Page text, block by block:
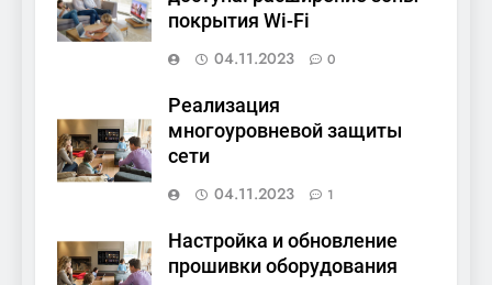
покрытия Wi-Fi
04.11.2023
0
Реализация
многоуровневой защиты
сети
04.11.2023
1
Настройка и обновление
прошивки оборудования